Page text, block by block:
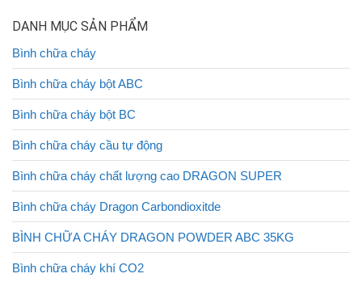
DANH MỤC SẢN PHẨM
Bình chữa cháy
Bình chữa cháy bột ABC
Bình chữa cháy bột BC
Bình chữa cháy cầu tự động
Bình chữa cháy chất lượng cao DRAGON SUPER
Bình chữa cháy Dragon Carbondioxitde
BÌNH CHỮA CHÁY DRAGON POWDER ABC 35KG
Bình chữa cháy khí CO2